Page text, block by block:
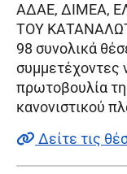
ΑΔΑΕ, ΔΙΜΕΑ,
ΤΟΥ
98 συνολικά
συμμετέχοντες
πρωτοβουλία
κανονιστικού
Δείτε τις